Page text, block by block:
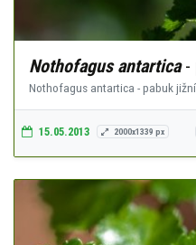
Nothofagus antartica-
Nothofagus antartica - pabuk
15.05.2013 2000x1339 px